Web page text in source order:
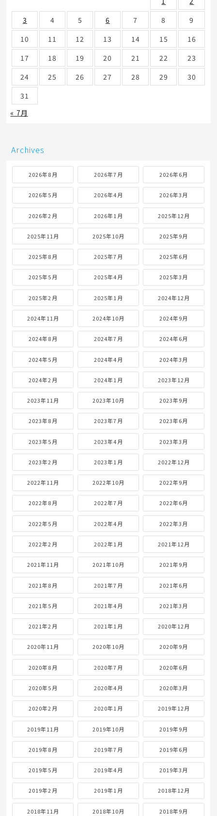
3
4 5 6 7 8
9
10
11 12 13 14 15
16
17
18 19 20 21 22
23
24
25 26 27 28 29
30
31
« 7月
Archives
2026年8月 2026年7月 2026年6月
2026年5月 2026年4月 2026年3月
2026年2月 2026年1月 2025年12月
2025年11月 2025年10月 2025年9月
2025年8月 2025年7月 2025年6月
2025年5月 2025年4月 2025年3月
2025年2月 2025年1月 2024年12月
2024年11月 2024年10月 2024年9月
2024年8月 2024年7月 2024年6月
2024年5月 2024年4月 2024年3月
2024年2月 2024年1月 2023年12月
2023年11月 2023年10月 2023年9月
2023年8月 2023年7月 2023年6月
2023年5月 2023年4月 2023年3月
2023年2月 2023年1月 2022年12月
2022年11月 2022年10月 2022年9月
2022年8月 2022年7月 2022年6月
2022年5月 2022年4月 2022年3月
2022年2月 2022年1月 2021年12月
2021年11月 2021年10月 2021年9月
2021年8月 2021年7月 2021年6月
2021年5月 2021年4月 2021年3月
2021年2月 2021年1月 2020年12月
2020年11月 2020年10月 2020年9月
2020年8月 2020年7月 2020年6月
2020年5月 2020年4月 2020年3月
2020年2月 2020年1月 2019年12月
2019年11月 2019年10月 2019年9月
2019年8月 2019年7月 2019年6月
2019年5月 2019年4月 2019年3月
2019年2月 2019年1月 2018年12月
2018年11月 2018年10月 2018年9月